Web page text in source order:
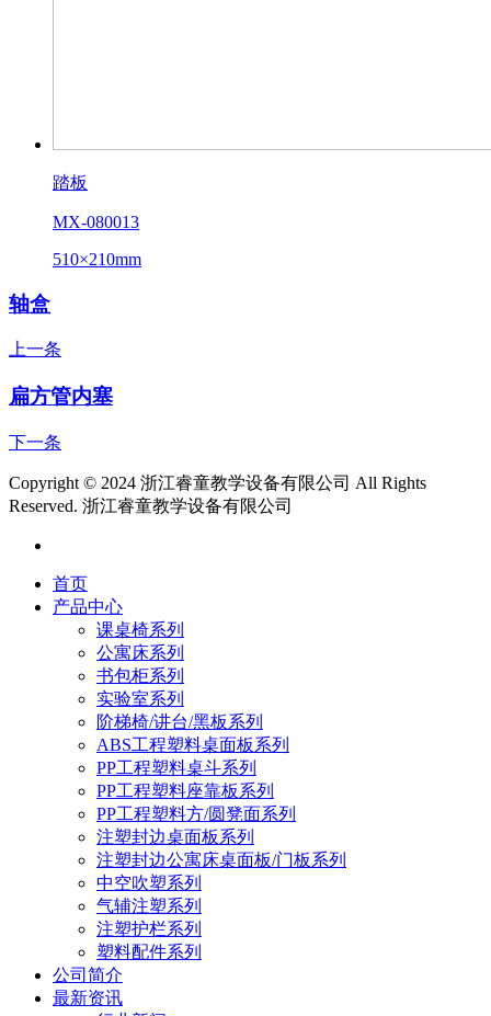
踏板
MX-080013
510×210mm
轴盒
上一条
扁方管内塞
下一条
Copyright © 2024 浙江睿童教学设备有限公司 All Rights
Reserved. 浙江睿童教学设备有限公司
首页
产品中心
课桌椅系列
公寓床系列
书包柜系列
实验室系列
阶梯椅/讲台/黑板系列
ABS工程塑料桌面板系列
PP工程塑料桌斗系列
PP工程塑料座靠板系列
PP工程塑料方/圆凳面系列
注塑封边桌面板系列
注塑封边公寓床桌面板/门板系列
中空吹塑系列
气辅注塑系列
注塑护栏系列
塑料配件系列
公司简介
最新资讯